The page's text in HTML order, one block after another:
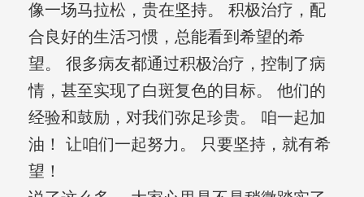
像一场马拉松，贵在坚持。 积极治疗，配
合良好的生活习惯，总能看到希望的希
望。 很多病友都通过积极治疗，控制了病
情，甚至实现了白斑复色的目标。 他们的
经验和鼓励，对我们弥足珍贵。 咱一起加
油！ 让咱们一起努力。 只要坚持，就有希
望！